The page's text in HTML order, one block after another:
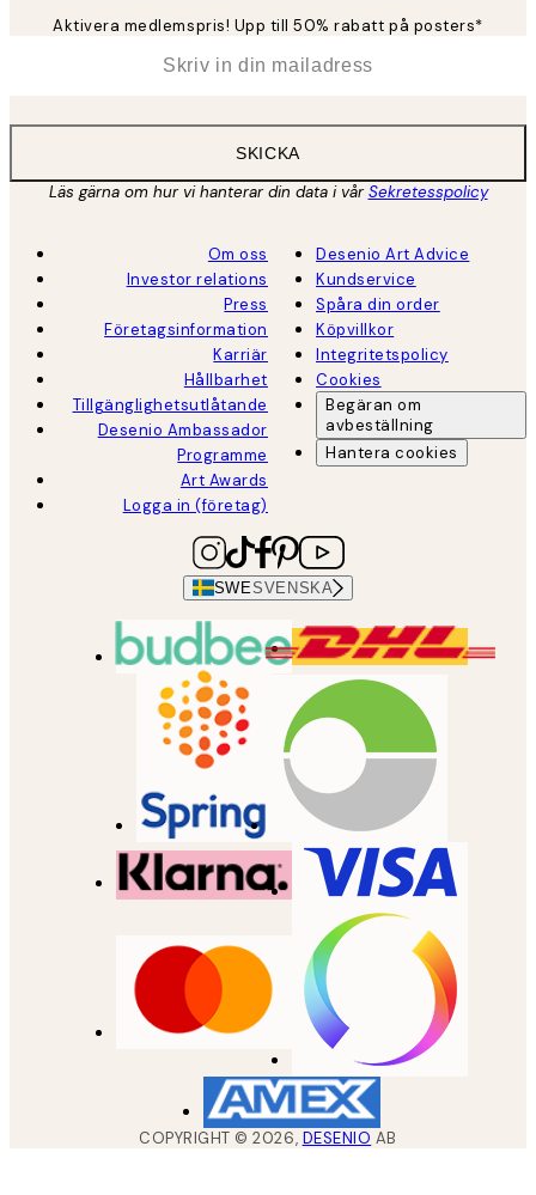
Aktivera medlemspris! Upp till 50% rabatt på posters*
SKICKA
Läs gärna om hur vi hanterar din data i vårSekretesspolicy
Om oss
Investor relations
Press
Företagsinformation
Karriär
Hållbarhet
Tillgänglighetsutlåtande
Desenio Ambassador
Programme
Art Awards
Logga in (företag)
Desenio Art Advice
Kundservice
Spåra din order
Köpvillkor
Integritetspolicy
Cookies
Begäran om
avbeställning
Hantera cookies
SWESVENSKA
COPYRIGHT ©2026, DESENIO AB